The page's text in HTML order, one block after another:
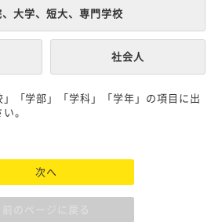
、大学、短大、専門学校
社会人
「学部」「学科」「学年」の項目に出
。
次へ
前のページに戻る